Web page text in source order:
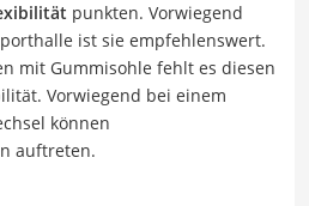
punkten. Vorwiegend
ist sie empfehlenswert.
mit Gummisohle fehlt es diesen
Vorwiegend bei einem
können
auftreten.